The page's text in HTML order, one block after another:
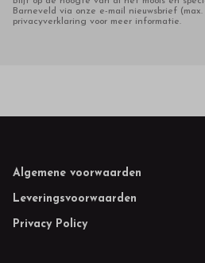
Barneveld via onze e-mail nieuwsbrief
privacyverklaring voor meer informatie.
Footer
Algemene voorwaarden
Leveringsvoorwaarden
Privacy Policy